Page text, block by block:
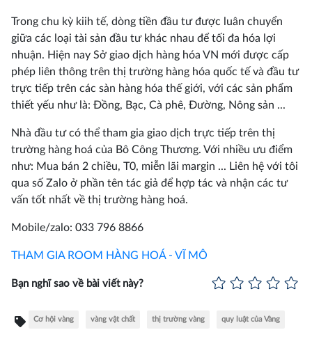
Trong chu kỳ kiih tế, dòng tiền đầu tư được luân chuyển
giữa các loại tài sản đầu tư khác nhau để tối đa hóa lợi
nhuận. Hiện nay Sở giao dịch hàng hóa VN mới được cấp
phép liên thông trên thị trường hàng hóa quốc tế và đầu tư
trực tiếp trên các sàn hàng hóa thế giới, với các sản phẩm
thiết yếu như là: Đồng, Bạc, Cà phê, Đường, Nông sản ...
Nhà đầu tư có thể tham gia giao dịch trực tiếp trên thị
trường hàng hoá của Bô Công Thương. Với nhiều ưu điểm
như: Mua bán 2 chiều, T0, miễn lãi margin ... Liên hệ với tôi
qua số Zalo ở phần tên tác giả để hợp tác và nhận các tư
vấn tốt nhất về thị trường hàng hoá.
Mobile/zalo: 033 796 8866
THAM GIA ROOM HÀNG HOÁ - VĨ MÔ
Bạn nghĩ sao về bài viết này?
Cơ hội vàng vàng vật chất thị trường vàng quy luật của Vàng